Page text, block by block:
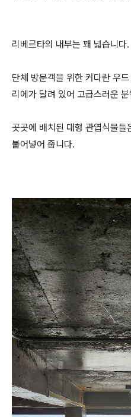
리베르타의 내부는 꽤 넓습니다.
단체 방문객을 위한 커다란 우
리에가 달려 있어 고급스러운
곳곳에 배치된 대형 관엽식물
불어넣어 줍니다.